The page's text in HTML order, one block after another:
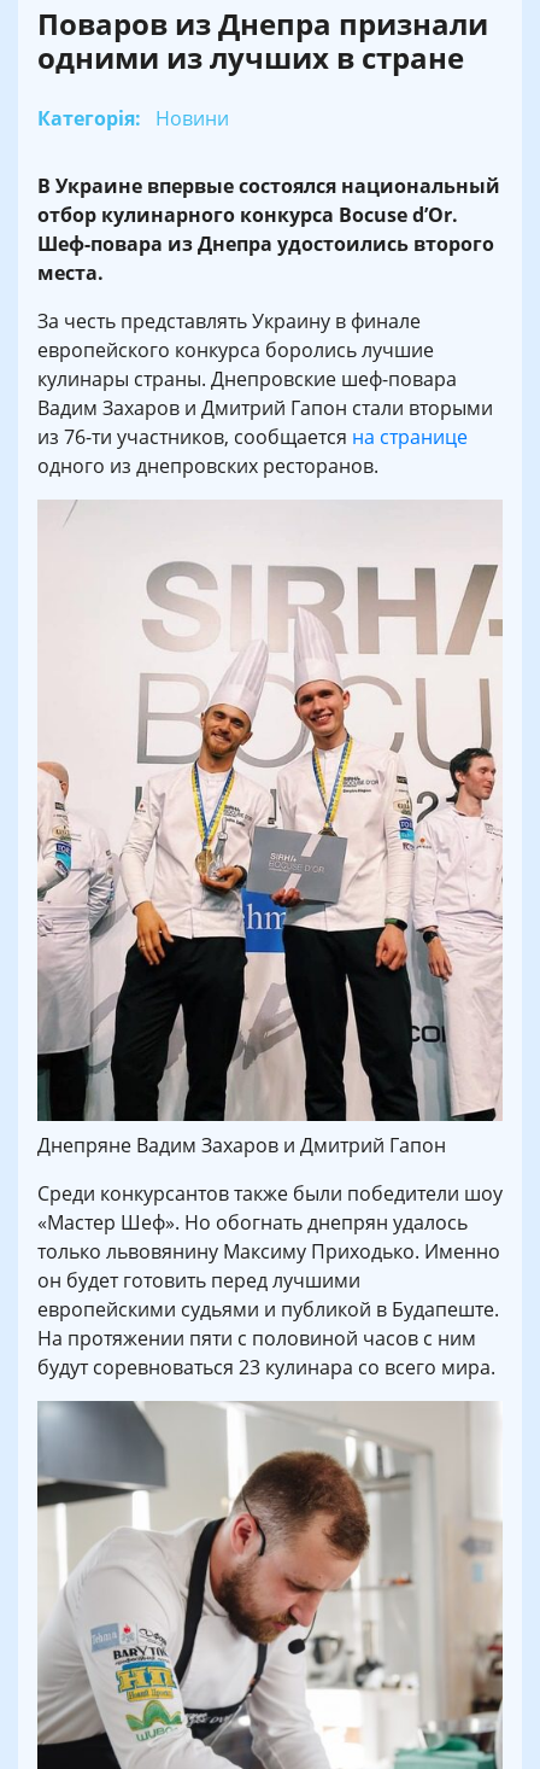
Поваров из Днепра признали
одними из лучших в стране
Категорія: Новини
В Украине впервые состоялся национальный
отбор кулинарного конкурса Bocuse d’Or.
Шеф-повара из Днепра удостоились второго
места.
За честь представлять Украину в финале
европейского конкурса боролись лучшие
кулинары страны. Днепровские шеф-повара
Вадим Захаров и Дмитрий Гапон стали вторыми
из 76-ти участников, сообщается на странице
одного из днепровских ресторанов.
Днепряне Вадим Захаров и Дмитрий Гапон
Среди конкурсантов также были победители шоу
«Мастер Шеф». Но обогнать днепрян удалось
только львовянину Максиму Приходько. Именно
он будет готовить перед лучшими
европейскими судьями и публикой в Будапеште.
На протяжении пяти с половиной часов с ним
будут соревноваться 23 кулинара со всего мира.